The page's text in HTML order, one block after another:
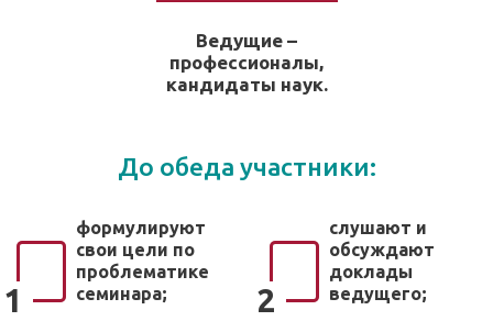
Ведущие –
профессионалы,
кандидаты наук.
До обеда участники:
1
формулируют
свои цели по
проблематике
семинара;
2
слушают и
обсуждают
доклады
ведущего;